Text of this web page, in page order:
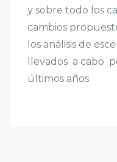
y sobre todo los
cambios
los análisis de
llevados a cabo
últimos años.